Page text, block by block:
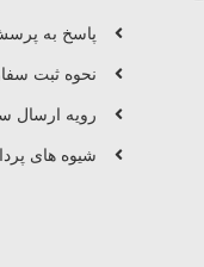
پاسخ به
نحوه ثبت
رویه ارسال
شیوه های